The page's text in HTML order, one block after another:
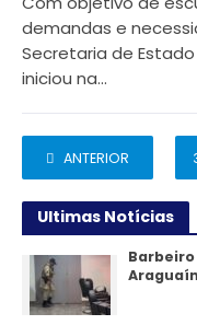
demandas e
Secretaria de
iniciou na...
ANTERIOR
1
Ultimas Notícias